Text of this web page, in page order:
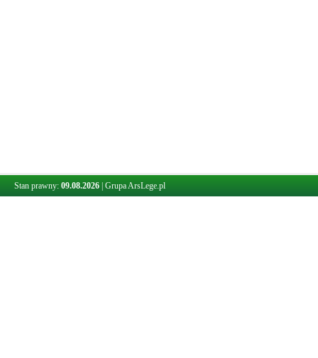
Stan prawny: 09.08.2026 Grupa ArsLege.pl